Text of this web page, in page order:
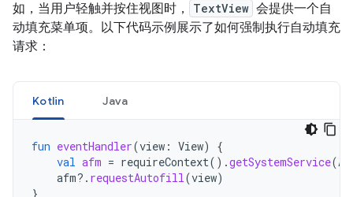
如，当用户轻触并按住视图时，
TextView 会提供一个自
动填充菜单项。以下代码示例展示了如何强制执行自动填充
请求：
Kotlin Java
fun eventHandler(view : View)
{
val afm = requireContext().getSystemService(
afm?. requestAutofill(view)
}